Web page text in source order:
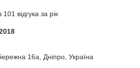
відгука за рік
16а, Дніпро, Україна